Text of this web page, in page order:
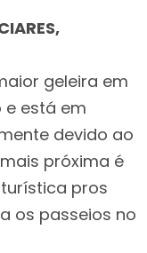
geleira em
e está em
devido ao
próxima é
pros
os passeios no